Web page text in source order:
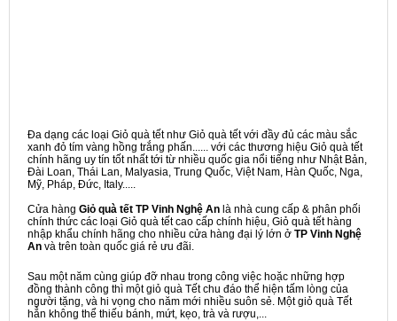
Đa dạng các loại Giỏ quà tết như Giỏ quà tết với đầy đủ các màu sắc
xanh đỏ tím vàng hồng trắng phấn...... với các thương hiệu Giỏ quà tết
chính hãng uy tín tốt nhất tới từ nhiều quốc gia nổi tiếng như Nhật Bản,
Đài Loan, Thái Lan, Malyasia, Trung Quốc, Việt Nam, Hàn Quốc, Nga,
Mỹ, Pháp, Đức, Italy.....
Cửa hàng Giỏ quà tết TP Vinh Nghệ An là nhà cung cấp & phân phối
chính thức các loại Giỏ quà tết cao cấp chính hiệu, Giỏ quà tết hàng
nhập khẩu chính hãng cho nhiều cửa hàng đại lý lớn ở TP Vinh Nghệ
An và trên toàn quốc giá rẻ ưu đãi.
Sau một năm cùng giúp đỡ nhau trong công việc hoặc những hợp
đồng thành công thì một giỏ quà Tết chu đáo thể hiện tấm lòng của
người tặng, và hi vọng cho năm mới nhiều suôn sẻ. Một giỏ quà Tết
hẳn không thể thiếu bánh, mứt, kẹo, trà và rượu,...